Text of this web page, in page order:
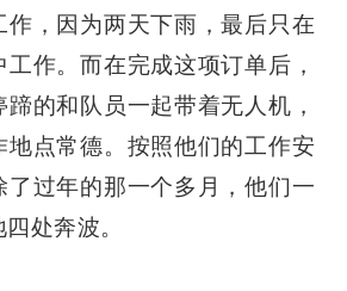
作，因为两天下雨，最后只在
作。而在完成这项订单后，
的和队员一起带着无人机，
地点常德。按照他们的工作安
了过年的那一个多月，他们一
处奔波。